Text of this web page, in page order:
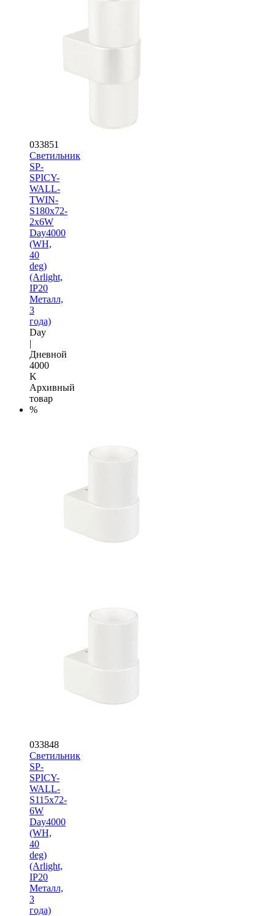
033851
Светильник
SP-
SPICY-
WALL-
TWIN-
S180x72-
2x6W
Day4000
(WH,
40
deg)
(Arlight,
IP20
Металл,
3
года)
Day
|
Дневной
4000
K
Архивный
товар
%
033848
Светильник
SP-
SPICY-
WALL-
S115x72-
6W
Day4000
(WH,
40
deg)
(Arlight,
IP20
Металл,
3
года)